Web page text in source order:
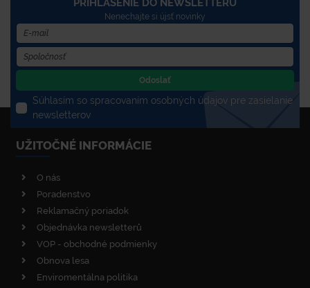
PRIHLÁSENIE DO NEWSLETTERU
Nenechajte si újsť novinky
Odoslať
Súhlasím so spracovaním osobných údajov pre zasielanie
newsletterov
UŽITOČNÉ INFORMÁCIE
O nás
Poradenstvo
Reklamačný poriadok
Objednávka newsletterů
VOP - obchodné podmienky
Obnova lesa
Enviromentálna politika